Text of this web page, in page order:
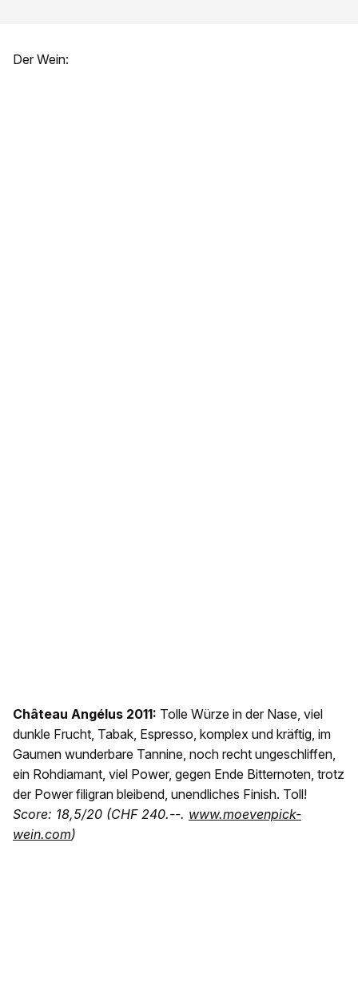
Der Wein:
Château Angélus 2011: Tolle Würze in der Nase, viel
dunkle Frucht, Tabak, Espresso, komplex und kräftig, im
Gaumen wunderbare Tannine, noch recht ungeschliffen,
ein Rohdiamant, viel Power, gegen Ende Bitternoten, trotz
der Power filigran bleibend, unendliches Finish. Toll!
Score: 18,5/20 (CHF 240.--. www.moevenpick-
wein.com)